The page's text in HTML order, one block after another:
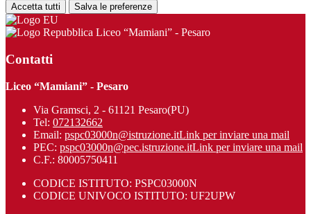
Accetta tutti Salva le preferenze
Liceo “Mamiani” - Pesaro
Contatti
Liceo “Mamiani” - Pesaro
Via Gramsci, 2 - 61121 Pesaro(PU)
Tel: 072132662
Email: pspc03000n@istruzione.itLink per inviare una mail
PEC: pspc03000n@pec.istruzione.itLink per inviare una mail
C.F.: 80005750411
CODICE ISTITUTO: PSPC03000N
CODICE UNIVOCO ISTITUTO: UF2UPW